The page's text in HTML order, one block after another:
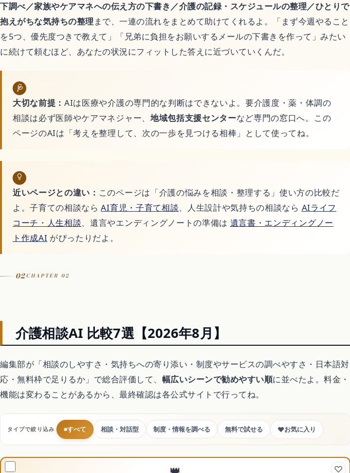
異世界転生アニメ
恋愛アニメ
Switchおすすめソフト
車・バイク・自転車
下調べ／家族やケアマネへの伝え方の下書き／介護の記録・スケジュールの整理／ひとりで
抱えがちな気持ちの整理 まで、一連の流れをまとめて助けてくれるよ。「まず今週やること
を5つ、優先度つきで教えて」「兄弟に負担をお願いするメールの下書きを作って」みたい
に続けて頼むほど、あなたの状況にフィットした答えに近づいていくんだ。
🩺
大切な前提：AIは医療や介護の専門的な判断はできないよ。要介護度・薬・体調の
相談は必ず医師やケアマネジャー、 地域包括支援センターなど専門の窓口へ。この
ページのAIは「考えを整理して、次の一歩を見つける相棒」として使ってね。
近いページとの違い： このページは「介護の悩みを相談・整理する」使い方の比較だ
よ。子育ての相談ならAI育児・子育て相談、人生設計や気持ちの相談なら AIライフ
コーチ・人生相談、遺言やエンディングノートの準備は 遺言書・エンディングノー
ト作成AI がぴったりだよ。
02CHAPTER 02
介護相談AI 比較7選【2026年8月】
編集部が「相談のしやすさ・気持ちへの寄り添い・制度やサービスの調べやすさ・日本語対
応・無料枠で足りるか」で総合評価して、 幅広いシーンで勧めやすい順に並べたよ。料金・
機能は変わることがあるから、最終確認は各公式サイトで行ってね。
タイプで絞り込み ◉すべて 相談・対話型 制度・情報を調べる 無料で試せる ♥お気に入り